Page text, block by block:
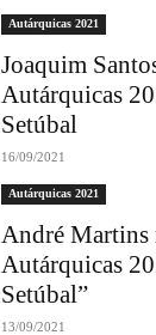
Autárquicas 2021
Joaquim
Autárquicas
Setúbal
16/09/2021
Autárquicas 2021
André Martins
Autárquicas
Setúbal”
13/09/2021